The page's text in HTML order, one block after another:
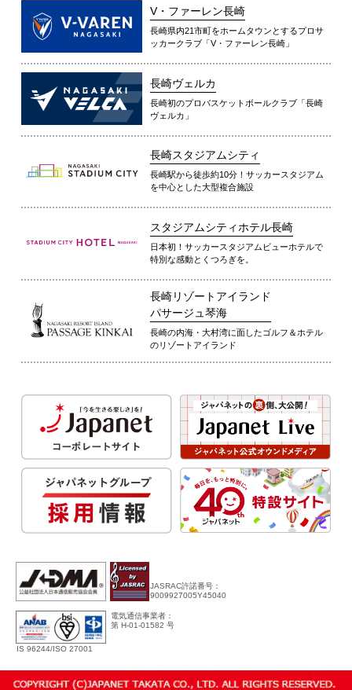
V・ファーレン長崎
長崎県内21市町をホームタウンとするプロサ
ッカークラブ「V・ファーレン長崎」
長崎ヴェルカ
長崎初のプロバスケットボールクラブ「長崎
ヴェルカ」
長崎スタジアムシティ
長崎駅から徒歩約10分！サッカースタジアム
を中心とした大型複合施設
スタジアムシティホテル長崎
日本初！サッカースタジアムビューホテルで
特別な感動とくつろぎを。
長崎リゾートアイランド
パサージュ琴海
長崎の内海・大村湾に面したゴルフ＆ホテル
のリゾートアイランド
JASRAC許諾番号：
9009927005Y45040
IS 96244/ISO 27001
電気通信事業者：
第 H-01-01582 号